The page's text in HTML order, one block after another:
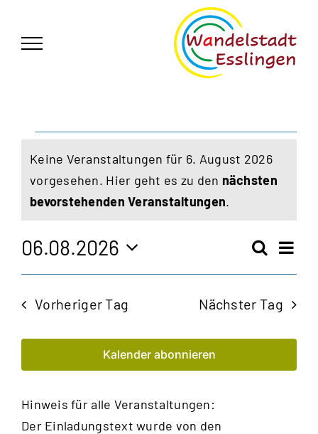
springen
Veranstaltungen
für
6.
August
2026
Hinweis
Keine Veranstaltungen für 6. August 2026
vorgesehen. Hier geht es zu den nächsten
bevorstehenden Veranstaltungen.
und
Suche
Tag
06.08.2026
Datum
Vorheriger Tag Nächster Tag
Kalender abonnieren
Hinweis für alle Veranstaltungen:
Der Einladungstext wurde von den